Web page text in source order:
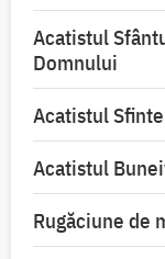
Acatistul
Domnului
Acatistul
Acatistul
Rugăciune de